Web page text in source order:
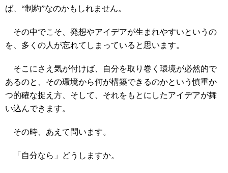
ば、“制約”なのかもしれません。
その中でこそ、発想やアイデアが生まれやすいというの
を、多くの人が忘れてしまっていると思います。
そこにさえ気が付けば、自分を取り巻く環境が必然的で
あるのと、その環境から何が構築できるのかという慎重か
つ的確な捉え方、そして、それをもとにしたアイデアが舞
い込んできます。
その時、あえて問います。
「自分なら」どうしますか。